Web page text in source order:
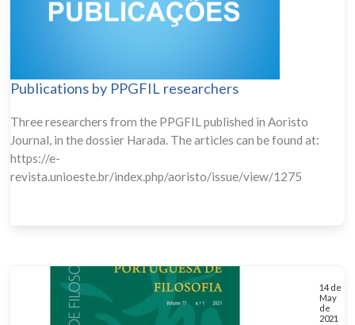
Publications by PPGFIL researchers
Three researchers from the PPGFIL published in Aoristo
Journal, in the dossier Harada. The articles can be found at:
https://e-
revista.unioeste.br/index.php/aoristo/issue/view/1275
14 de
May
de
2021